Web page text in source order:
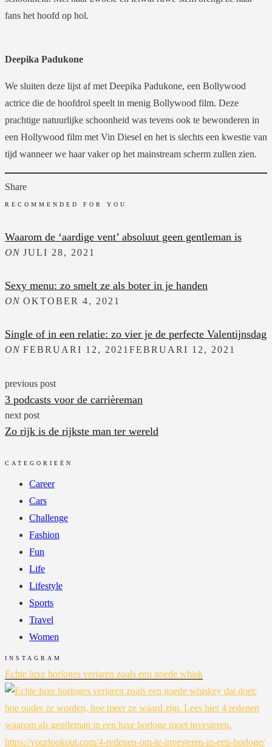
fans het hoofd op hol.
Deepika Padukone
We sluiten deze lijst af met Deepika Padukone, een Bollywood
actrice die de hoofdrol speelt in menig Bollywood film. Deze
prachtige natuurlijke schoonheid was tevens ook te bewonderen in
een Hollywood film met Vin Diesel en het is slechts een kwestie van
tijd wanneer we haar vaker op het mainstream scherm zullen zien.
Share
RECOMMENDED FOR YOU
Waarom de ‘aardige vent’ absoluut geen gentleman is
ON JULI 28, 2021
Sexy menu: zo smelt ze als boter in je handen
ON OKTOBER 4, 2021
Single of in een relatie: zo vier je de perfecte Valentijnsdag
ON FEBRUARI 12, 2021 FEBRUARI 12, 2021
previous post
3 podcasts voor de carrièreman
next post
Zo rijk is de rijkste man ter wereld
CATEGORIEËN
Career
Cars
Challenge
Fashion
Fun
Life
Lifestyle
Sports
Travel
Women
INSTAGRAM
Echte luxe horloges verjaren zoals een goede whisk